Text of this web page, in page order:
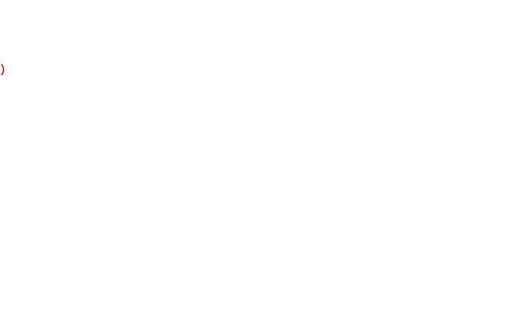
）